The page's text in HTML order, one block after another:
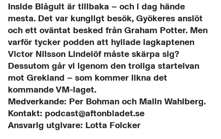
Inside Blågult är tillbaka – och i dag hände
mesta. Det var kungligt besök, Gyökeres anslöt
och ett oväntat besked från Graham Potter. Men
varför tycker podden att hyllade lagkaptenen
Victor Nilsson Lindelöf måste skärpa sig?
Dessutom går vi igenom den troliga startelvan
mot Grekland – som kommer likna det
kommande VM-laget.
Medverkande: Per Bohman och Malin Wahlberg.
Kontakt: podcast@aftonbladet.se
Ansvarig utgivare: Lotta Folcker